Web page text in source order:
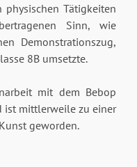
Tätigkeiten
Sinn, wie
Demonstrationszug,
8B umsetzte.
mit dem Bebop
mittlerweile zu einer
geworden.